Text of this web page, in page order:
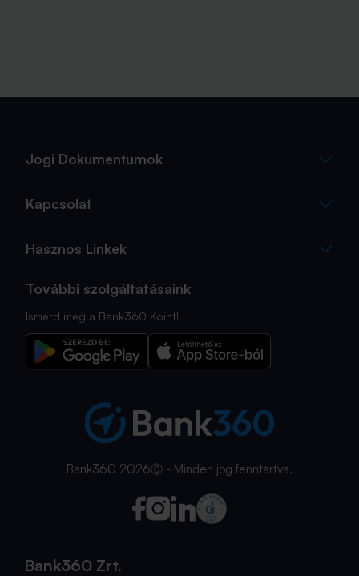
Jogi Dokumentumok
Kapcsolat
Hasznos Linkek
További szolgáltatásaink
Ismerd meg a Bank360 Koint!
Bank360 2026Ⓒ - Minden jog fenntartva.
Bank360 Zrt.